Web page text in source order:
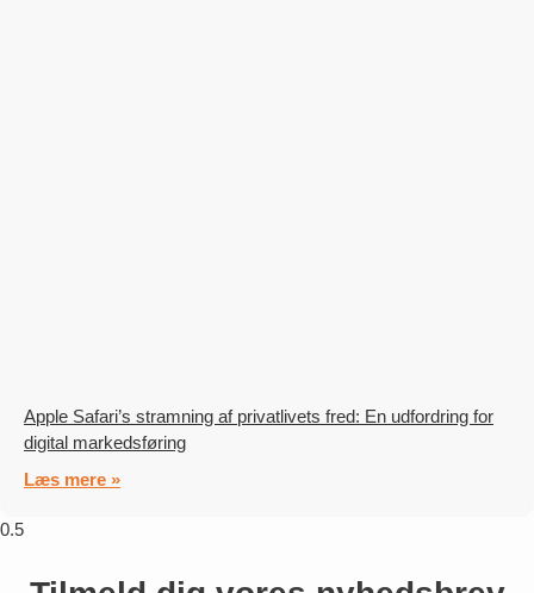
Apple Safari’s stramning af privatlivets fred: En udfordring for
digital markedsføring
Læs mere »